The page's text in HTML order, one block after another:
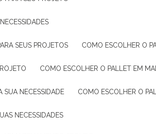
SEUS PROJETOS COMO ESCOLHER O
COMO ESCOLHER O PALLET EM
SUA NECESSIDADE COMO ESCOLHER O
NECESSIDADES